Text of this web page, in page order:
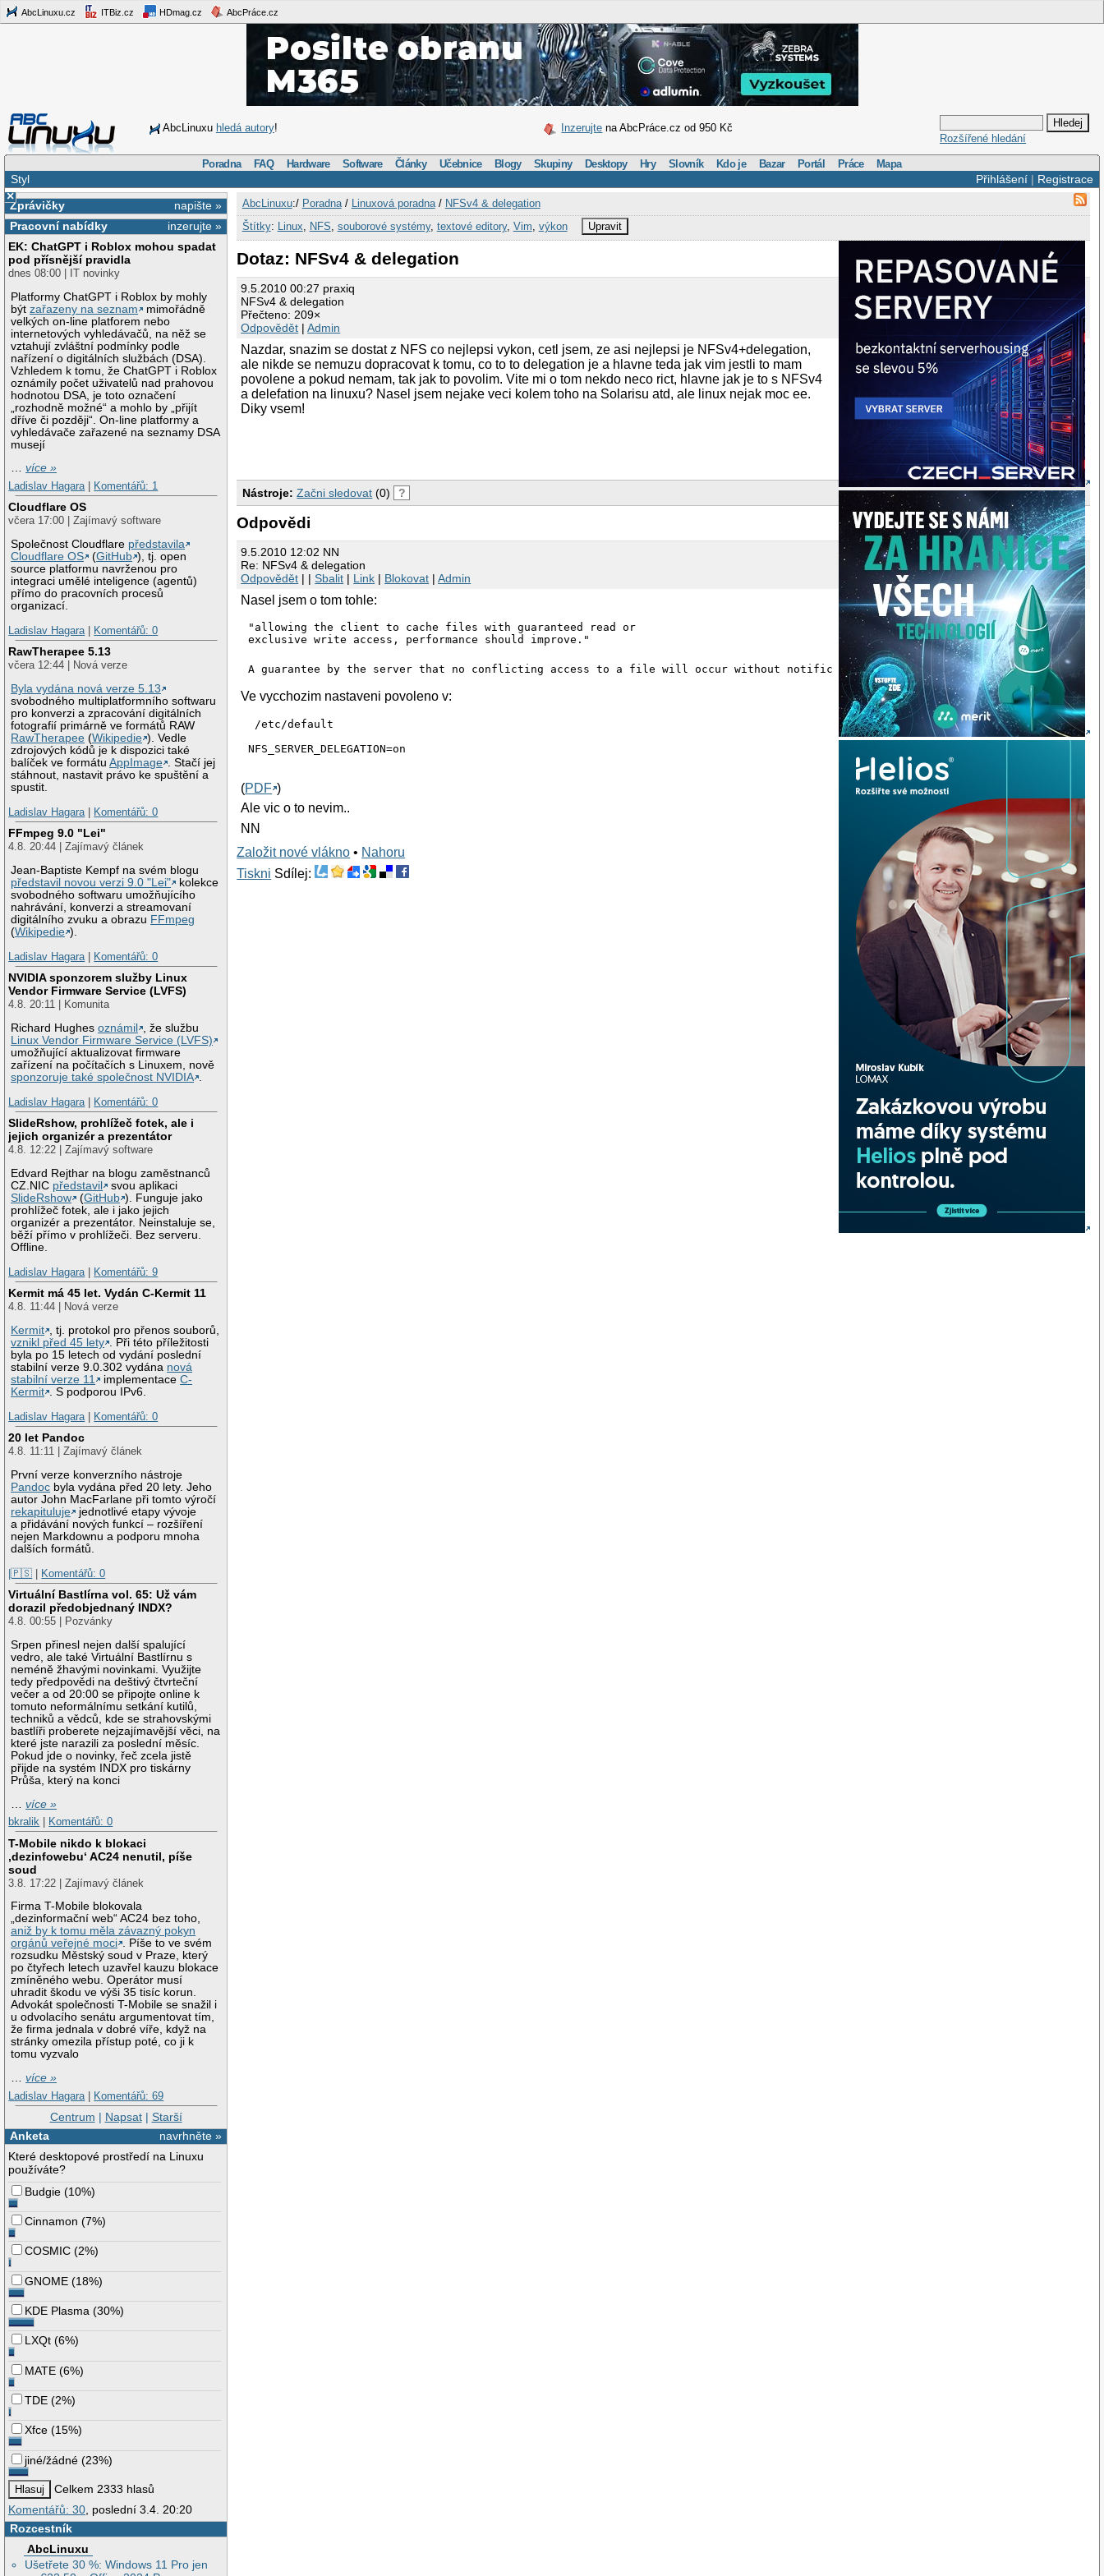
AbcLinuxu.cz ITBiz.cz HDmag.cz AbcPráce.cz
AbcLinuxu hledá autory! Inzerujte na AbcPráce.cz od 950 Kč
Rozšířené hledání
Poradna FAQ Hardware Software Články Učebnice Blogy Skupiny Desktopy Hry Slovník Kdo je Bazar Portál Práce Mapa
Přihlášení| Registrace
Styl
×
napište »
Zprávičky
inzerujte »
Pracovní nabídky
EK: ChatGPT i Roblox mohou spadat
pod přísnější pravidla
dnes 08:00 | IT novinky
Platformy ChatGPT i Roblox by mohly
býtzařazeny na seznam
mimořádně
velkých on-line platforem nebo
internetových vyhledávačů, na něž se
vztahují zvláštní podmínky podle
nařízení o digitálních službách (DSA).
Vzhledem k tomu, že ChatGPT i Roblox
oznámily počet uživatelů nad prahovou
hodnotou DSA, je toto označení
„rozhodně možné“ a mohlo by „přijít
dříve či později“. On-line platformy a
vyhledávače zařazené na seznamy DSA
musejí
…více »
Ladislav Hagara
Komentářů: 1
Cloudflare OS
včera 17:00 | Zajímavý software
Společnost Cloudflare představila
Cloudflare OS
(GitHub ), tj. open
source platformu navrženou pro
integraci umělé inteligence (agentů)
přímo do pracovních procesů
organizací.
Ladislav Hagara
Komentářů: 0
RawTherapee 5.13
včera 12:44 | Nová verze
Byla vydána nová verze 5.13
svobodného multiplatformního softwaru
pro konverzi a zpracování digitálních
fotografií primárně ve formátů RAW
RawTherapee (Wikipedie ). Vedle
zdrojových kódů je k dispozici také
balíček ve formátuAppImage . Stačí jej
stáhnout, nastavit právo ke spuštění a
spustit.
Ladislav Hagara
Komentářů: 0
FFmpeg 9.0 "Lei"
4.8. 20:44 | Zajímavý článek
Jean-Baptiste Kempf na svém blogu
představil novou verzi 9.0 "Lei"
kolekce
svobodného softwaru umožňujícího
nahrávání, konverzi a streamovaní
digitálního zvuku a obrazu FFmpeg
(Wikipedie ).
Ladislav Hagara
Komentářů: 0
NVIDIA sponzorem služby Linux
Vendor Firmware Service (LVFS)
4.8. 20:11 | Komunita
Richard Hughesoznámil
, že službu
Linux Vendor Firmware Service (LVFS)
umožňující aktualizovat firmware
zařízení na počítačích s Linuxem, nově
sponzoruje také společnost NVIDIA .
Ladislav Hagara | Komentářů: 0
SlideRshow, prohlížeč fotek, ale i
jejich organizér a prezentátor
4.8. 12:22 | Zajímavý software
Edvard Rejthar na blogu zaměstnanců
CZ.NIC představil
svou aplikaci
SlideRshow
(GitHub ). Funguje jako
prohlížeč fotek, ale i jako jejich
organizér a prezentátor. Neinstaluje se,
běží přímo v prohlížeči. Bez serveru.
Offline.
Ladislav Hagara | Komentářů: 9
Kermit má 45 let. Vydán C-Kermit 11
4.8. 11:44 | Nová verze
Kermit , tj. protokol pro přenos souborů,
vznikl před 45 lety . Při této příležitosti
byla po 15 letech od vydání poslední
stabilní verze 9.0.302 vydána nová
stabilní verze 11
implementaceC-
Kermit . S podporou IPv6.
Ladislav Hagara | Komentářů: 0
20 let Pandoc
4.8. 11:11 | Zajímavý článek
První verze konverzního nástroje
Pandoc byla vydána před 20 lety. Jeho
autor John MacFarlane při tomto výročí
rekapituluje
jednotlivé etapy vývoje
a přidávání nových funkcí – rozšíření
nejen Markdownu a podporu mnoha
dalších formátů.
|🇵🇸 | Komentářů: 0
Virtuální Bastlírna vol. 65: Už vám
dorazil předobjednaný INDX?
4.8. 00:55 | Pozvánky
Srpen přinesl nejen další spalující
vedro, ale také Virtuální Bastlírnu s
neméně žhavými novinkami. Využijte
tedy předpovědi na deštivý čtvrteční
večer a od 20:00 se připojte online k
tomuto neformálnímu setkání kutilů,
techniků a vědců, kde se strahovskými
bastlíři proberete nejzajímavější věci, na
které jste narazili za poslední měsíc.
Pokud jde o novinky, řeč zcela jistě
přijde na systém INDX pro tiskárny
Průša, který na konci
…více »
bkralik
Komentářů: 0
T-Mobile nikdo k blokaci
‚dezinfowebu‘ AC24 nenutil, píše
soud
3.8. 17:22 | Zajímavý článek
Firma T-Mobile blokovala
„dezinformační web“ AC24 bez toho,
aniž by k tomu měla závazný pokyn
orgánů veřejné moci . Píše to ve svém
rozsudku Městský soud v Praze, který
po čtyřech letech uzavřel kauzu blokace
zmíněného webu. Operátor musí
uhradit škodu ve výši 35 tisíc korun.
Advokát společnosti T-Mobile se snažil i
u odvolacího senátu argumentovat tím,
že firma jednala v dobré víře, když na
stránky omezila přístup poté, co ji k
tomu vyzvalo
…více »
Ladislav Hagara | Komentářů: 69
Centrum | Napsat| Starší
navrhněte »
Anketa
Které desktopové prostředí na Linuxu
používáte?
Budgie (10%)
Cinnamon (7%)
COSMIC (2%)
GNOME (18%)
KDE Plasma (30%)
LXQt (6%)
MATE (6%)
TDE (2%)
Xfce (15%)
jiné/žádné (23%)
Celkem 2333 hlasů
Komentářů: 30, poslední 3.4. 20:20
Rozcestník
AbcLinuxu
Ušetřete 30 %: Windows 11 Pro jen
AbcLinuxu:/ Poradna/ Linuxová poradna/ NFSv4 & delegation
Štítky: Linux NFS souborové systémy, textové editory, Vim výkon Upravit
Dotaz: NFSv4 & delegation
9.5.2010 00:27 praxiq
NFSv4 & delegation
Přečteno: 209×
Odpovědět |Admin
Nazdar, snazim se dostat z NFS co nejlepsi vykon, cetl jsem, ze asi nejlepsi je NFSv4+delegation,
ale nikde se nemuzu dopracovat k tomu, co to to delegation je a hlavne teda jak vim jestli to mam
povolene a pokud nemam, tak jak to povolim. Vite mi o tom nekdo neco rict, hlavne jak je to s NFSv4
a delefation na linuxu? Nasel jsem nejake veci kolem toho na Solarisu atd, ale linux nejak moc ee.
Diky vsem!
Nástroje: Začni sledovat (0) ?
Odpovědi
9.5.2010 12:02 NN
Re: NFSv4 & delegation
Odpovědět | |Sbalit | Link | Blokovat |Admin
Nasel jsem o tom tohle:
"allowing the client to cache files with guaranteed read or
A guarantee by the server that no conflicting access to a file will occur without notification.
Ve vycchozim nastaveni povoleno v:
/etc/default
NFS_SERVER_DELEGATION=on
(PDF )
Ale vic o to nevim..
NN
Založit nové vlákno • Nahoru
Tiskni Sdílej: